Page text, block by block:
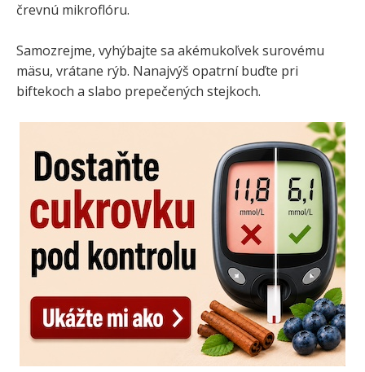
črevnú mikroflóru.
Samozrejme, vyhýbajte sa akémukoľvek surovému
mäsu, vrátane rýb. Nanajvýš opatrní buďte pri
biftekoch a slabo prepečených stejkoch.